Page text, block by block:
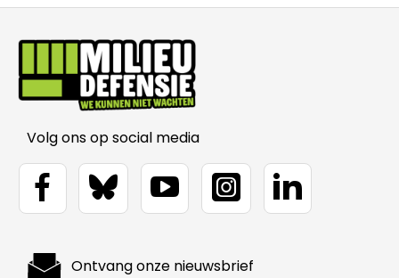
Volg ons op social media
Ontvang onze nieuwsbrief